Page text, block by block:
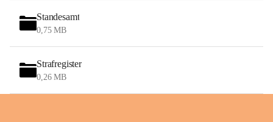
Standesamt
0,75 MB
Strafregister
0,26 MB